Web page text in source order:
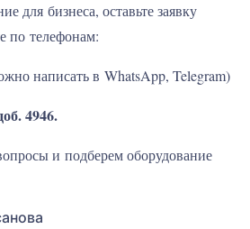
для бизнеса, оставьте заявку
по телефонам:
написать в WhatsApp, Telegram)
4946.
и подберем оборудование